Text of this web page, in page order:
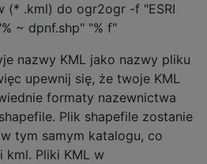
(* .kml) do ogr2ogr -f "ESRI
~ dpnf.shp" "% f"
nazwy KML jako nazwy pliku
upewnij się, że twoje KML
formaty nazewnictwa
Plik shapefile zostanie
tym samym katalogu, co
kml. Pliki KML w